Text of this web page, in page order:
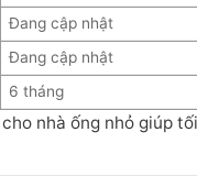
Đang cập nhật
Đang cập nhật
6 tháng
cho nhà ống nhỏ giúp